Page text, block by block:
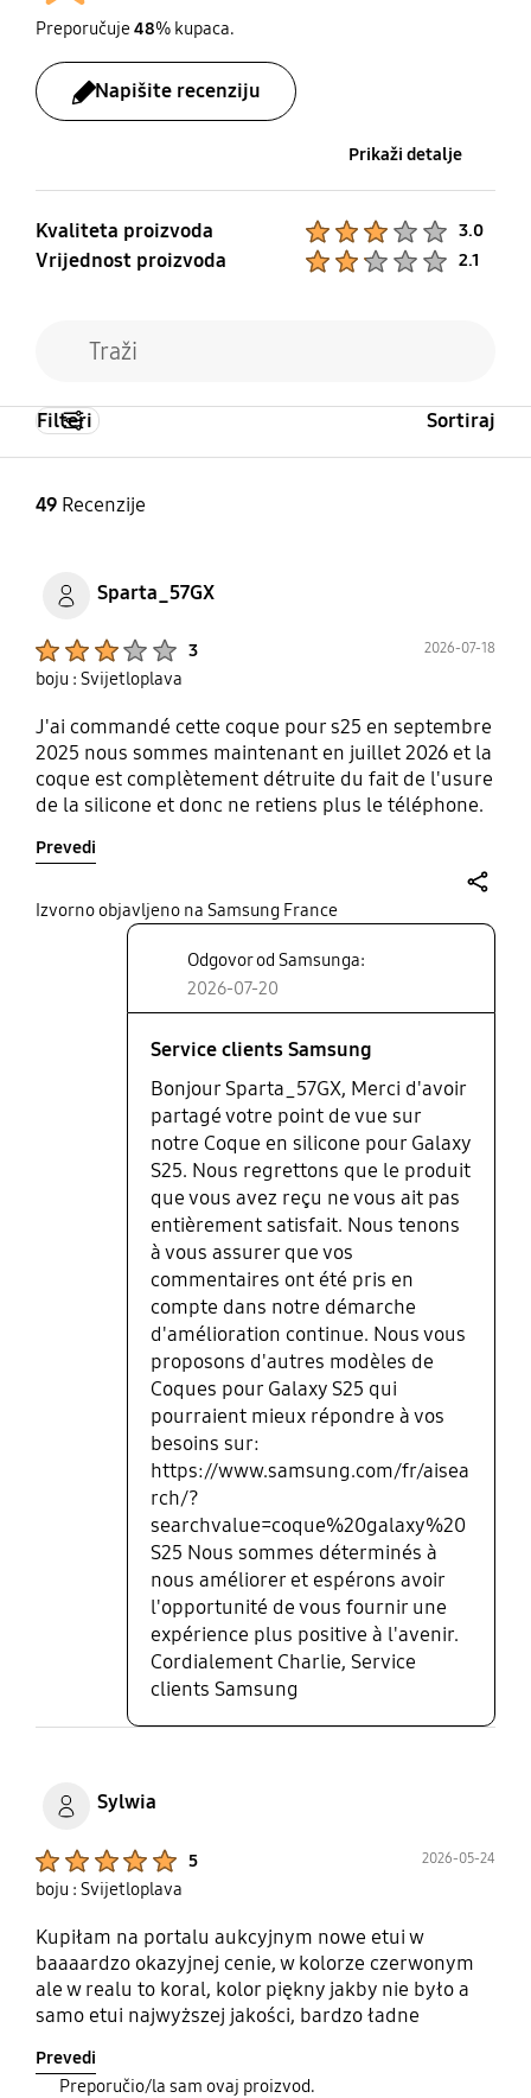
Preporučuje48% kupaca.
Napišite recenziju
Prikaži detalje
Kvaliteta proizvoda 3.0
Vrijednost proizvoda 2.1
49Recenzije
Filteri Sortiraj
Sparta_57GX
3 2026-07-18
boju : Svijetloplava
J'ai commandé cette coque pour s25 en septembre
2025 nous sommes maintenant en juillet 2026 et la
coque est complètement détruite du fait de l'usure
de la silicone et donc ne retiens plus le téléphone.
protéger le téléphone se détériorise autant. Même
extrêmement fine et donc plaisante à être utilisé je
ne recommande pas ce produit.
Prevedi
Izvorno objavljeno na Samsung France
Odgovor od Samsunga:
2026-07-20
Service clients Samsung
Bonjour Sparta_57GX, Merci d'avoir
partagé votre point de vue sur
notre Coque en silicone pour Galaxy
S25. Nous regrettons que le produit
que vous avez reçu ne vous ait pas
entièrement satisfait. Nous tenons
à vous assurer que vos
commentaires ont été pris en
compte dans notre démarche
d'amélioration continue. Nous vous
proposons d'autres modèles de
Coques pour Galaxy S25 qui
pourraient mieux répondre à vos
besoins sur:
https://www.samsung.com/fr/aisea
rch/?
searchvalue=coque%20galaxy%20
S25 Nous sommes déterminés à
nous améliorer et espérons avoir
l'opportunité de vous fournir une
expérience plus positive à l'avenir.
Cordialement Charlie, Service
clients Samsung
Sylwia
5 2026-05-24
boju : Svijetloplava
Kupiłam na portalu aukcyjnym nowe etui w
baaaardzo okazyjnej cenie, w kolorze czerwonym
ale w realu to koral, kolor piękny jakby nie było a
samo etui najwyższej jakości, bardzo ładne
zdecydowanie polecam
Prevedi
Preporučio/la sam ovaj proizvod.